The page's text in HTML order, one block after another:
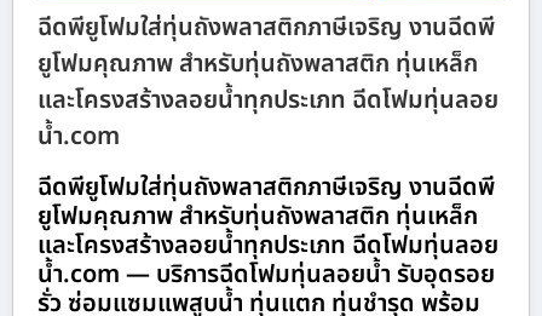
ฉีดพียูโฟมใส่ทุ่นถังพลาสติกภาษีเจริญ งานฉีดพี
ยูโฟมคุณภาพ สำหรับทุ่นถังพลาสติก ทุ่นเหล็ก
และโครงสร้างลอยน้ำทุกประเภท ฉีดโฟมทุ่นลอย
น้ำ.com
ฉีดพียูโฟมใส่ทุ่นถังพลาสติกภาษีเจริญ งานฉีดพี
ยูโฟมคุณภาพ สำหรับทุ่นถังพลาสติก ทุ่นเหล็ก
และโครงสร้างลอยน้ำทุกประเภท ฉีดโฟมทุ่นลอย
น้ำ.com — บริการฉีดโฟมทุ่นลอยน้ำ รับอุดรอย
รั่ว ซ่อมแซมแพสูบน้ำ ทุ่นแตก ทุ่นชำรุด พร้อม